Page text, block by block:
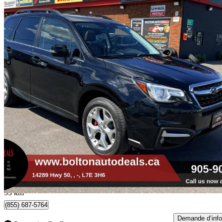
2018 Subaru Forester
2.5i Limited 77 412 km
21 495 $
377 $/mois env.
Bolton, ON
53 km
(855) 687-5764
Demande d’info